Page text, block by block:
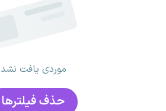
موردی یافت نشد
حذف فیلتر‌ها